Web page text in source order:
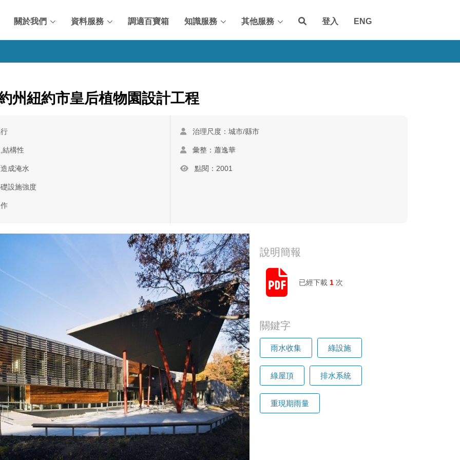
關於我們 資料服務 調適百寶箱 知識服務 其他服務 登入 ENG
州紐約市皇后植物園設計工程
結構性
成淹水
設施強度
治理尺度：城市/縣市
彙整：蕭逸華
點閱：2001
說明簡報
已經下載 1次
關鍵字
雨水收集 綠設施
綠屋頂 排水系統
重現期雨量